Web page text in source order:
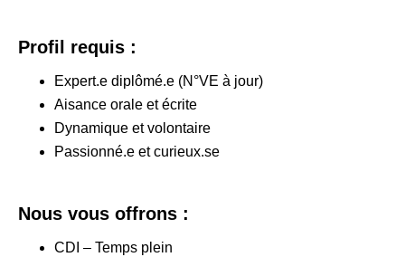
Profil requis :
Expert.e diplômé.e (N°VE à jour)
Aisance orale et écrite
Dynamique et volontaire
Passionné.e et curieux.se
Nous vous offrons :
CDI – Temps plein